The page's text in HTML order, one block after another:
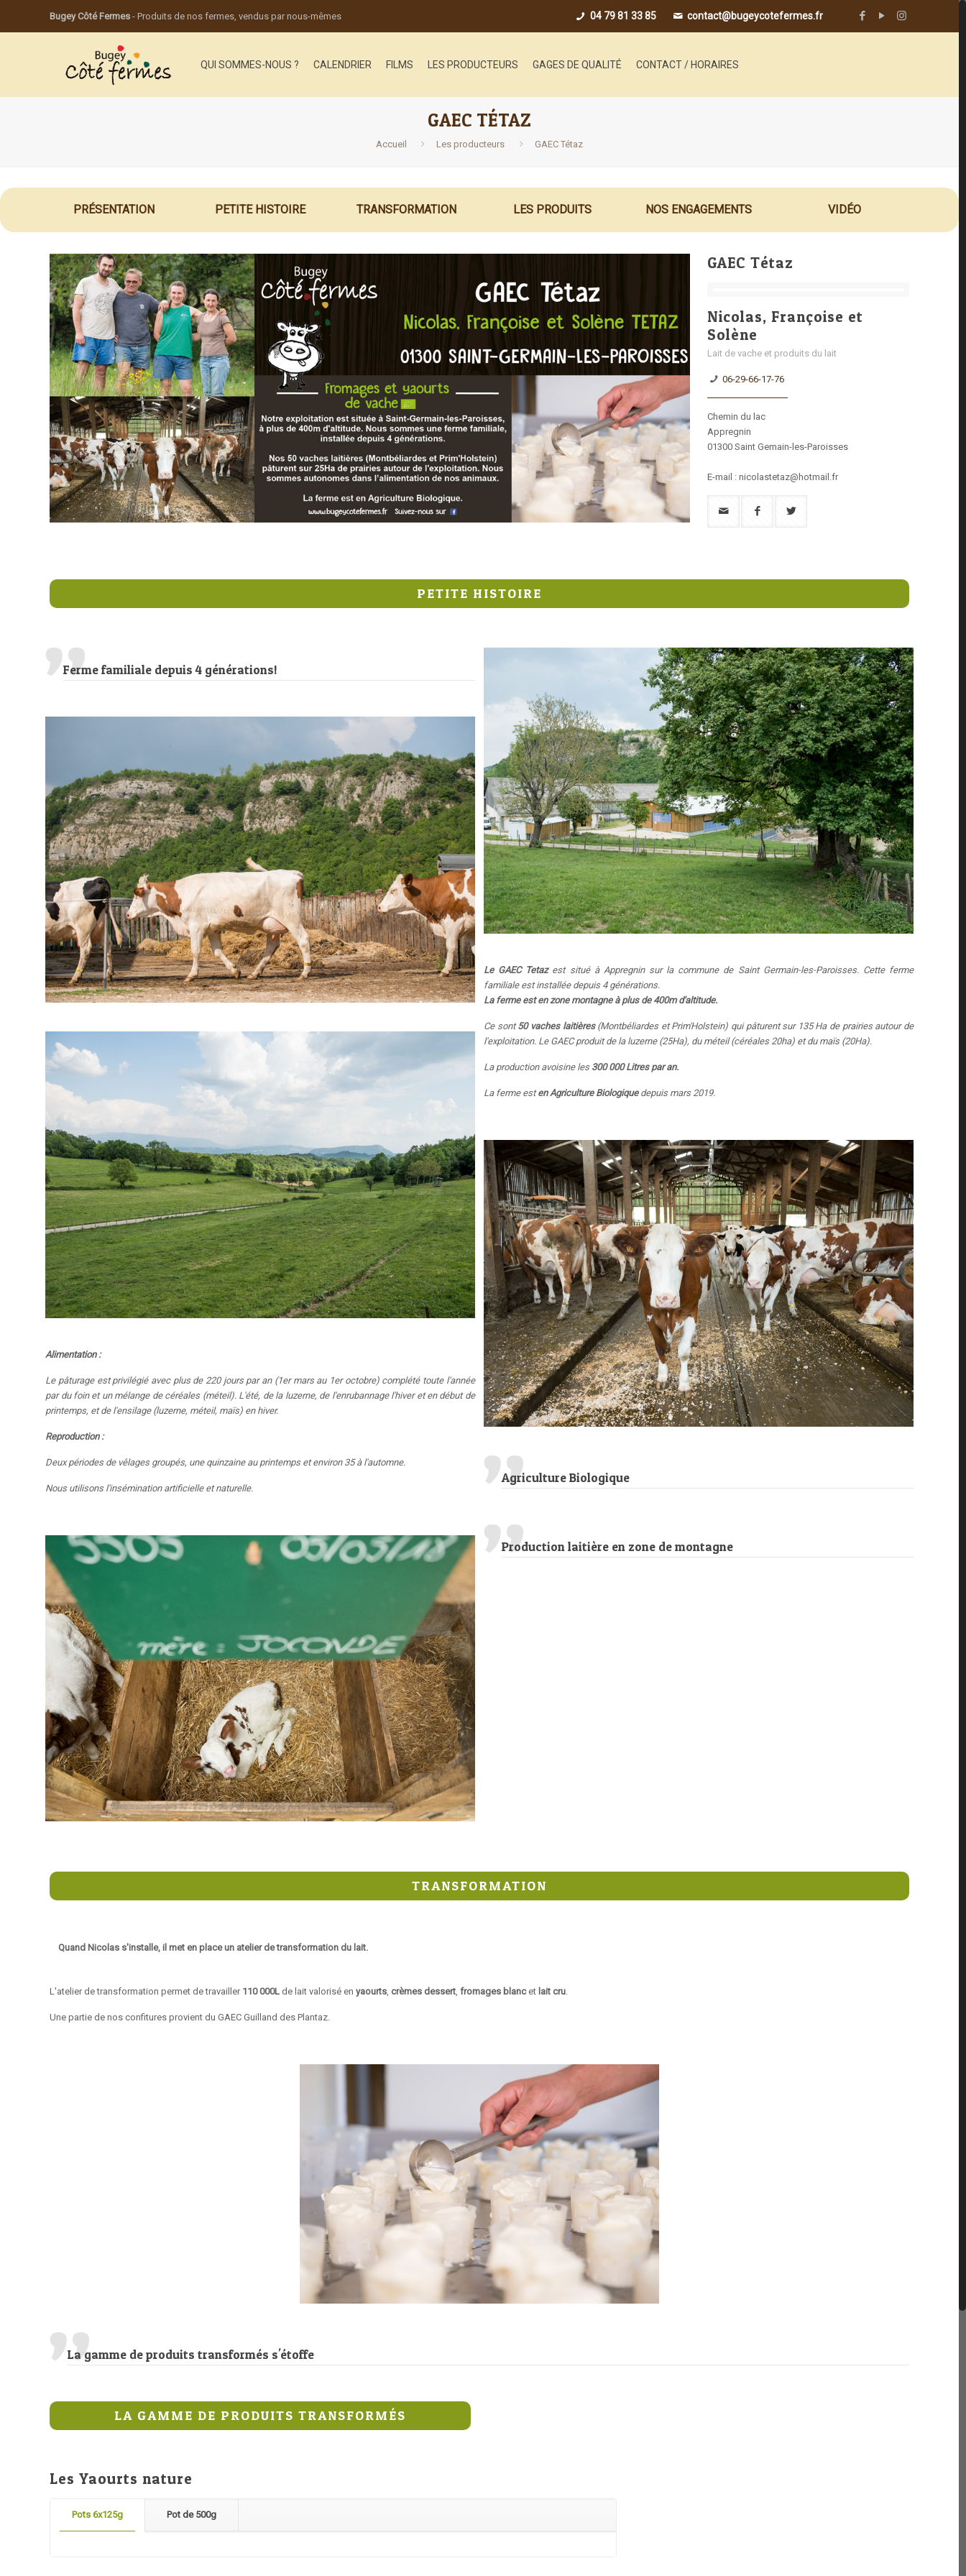
Bugey Côté Fermes - Produits de nos fermes, vendus par nous-mêmes 04 79 81 33 85 contact@bugeycotefermes.fr
QUI SOMMES-NOUS ? CALENDRIER FILMS LES PRODUCTEURS GAGES DE QUALITÉ CONTACT / HORAIRES
GAEC TÉTAZ
Accueil Les producteurs GAEC Tétaz
PRÉSENTATION PETITE HISTOIRE TRANSFORMATION LES PRODUITS NOS ENGAGEMENTS VIDÉO
GAEC Tétaz
Nicolas, Françoise et
Solène
Lait de vache et produits du lait
06-29-66-17-76
Chemin du lac
Appregnin
01300 Saint Gemain-les-Paroisses
E-mail : nicolastetaz@hotmail.fr
PETITE HISTOIRE
Ferme familiale depuis 4 générations!
Alimentation :
Le pâturage est privilégié avec plus de 220 jours par an (1er mars au 1er octobre) complété toute l'année
par du foin et un mélange de céréales (méteil). L'été, de la luzerne, de l'enrubannage l'hiver et en début de
printemps, et de l'ensilage (luzerne, méteil, maïs) en hiver.
Reproduction :
Deux périodes de vêlages groupés, une quinzaine au printemps et environ 35 à l'automne.
Nous utilisons l'insémination artificielle et naturelle.
Le GAEC Tetaz est situé à Appregnin sur la commune de Saint Germain-les-Paroisses. Cette ferme
familiale est installée depuis 4 générations.
La ferme est en zone montagne à plus de 400m d'altitude.
Ce sont50 vaches laitières(Montbéliardes et Prim'Holstein) qui pâturent sur 135 Ha de prairies autour de
l'exploitation. Le GAEC produit de la luzerne (25Ha), du méteil (céréales 20ha) et du maïs (20Ha).
La production avoisine les 300 000 Litres par an.
La ferme esten Agriculture Biologiquedepuis mars 2019.
Agriculture Biologique
Production laitière en zone de montagne
TRANSFORMATION
Quand Nicolas s'installe, il met en place un atelier de transformation du lait.
L'atelier de transformation permet de travailler 110 000L de lait valorisé enyaourts crèmes dessert fromages blanc et lait cru
Une partie de nos confitures provient du GAEC Guilland des Plantaz.
La gamme de produits transformés s'étoffe
LA GAMME DE PRODUITS TRANSFORMÉS
Les Yaourts nature
Pots 6x125g Pot de 500g